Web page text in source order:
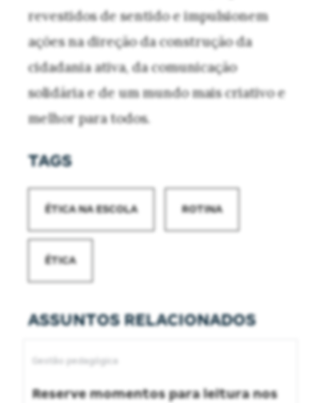
revestidos de sentido e impulsionem
ações na direção da construção da
cidadania ativa, da comunicação
solidária e de um mundo mais criativo e
melhor para todos.
TAGS
ÉTICA NA ESCOLA ROTINA
ÉTICA
ASSUNTOS RELACIONADOS
Gestão pedagógica
Reserve momentos para leitura nos